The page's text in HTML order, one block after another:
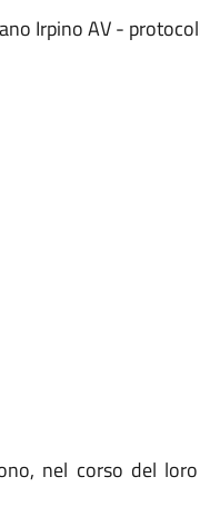
Irpino AV -
nel corso del